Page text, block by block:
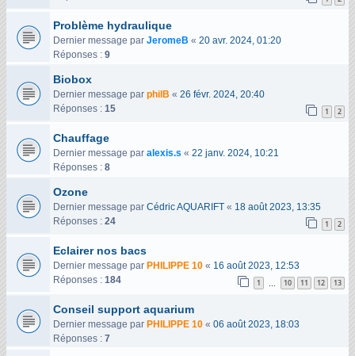
Problème hydraulique
Dernier message par JeromeB « 20 avr. 2024, 01:20
Réponses : 9
Biobox
Dernier message par philB « 26 févr. 2024, 20:40
Réponses : 15 1 2
Chauffage
Dernier message par alexis.s « 22 janv. 2024, 10:21
Réponses : 8
Ozone
Dernier message par Cédric AQUARIFT « 18 août 2023, 13:35
Réponses : 24 1 2
Eclairer nos bacs
Dernier message par PHILIPPE 10 « 16 août 2023, 12:53
Réponses : 184 1 10 11 12 13
Conseil support aquarium
Dernier message par PHILIPPE 10 « 06 août 2023, 18:03
Réponses : 7